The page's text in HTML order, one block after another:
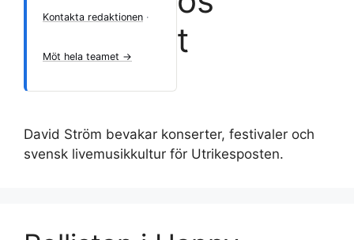
Kontakta redaktionen ·
Möt hela teamet →
David Ström bevakar konserter, festivaler och
svensk livemusikkultur för Utrikesposten.